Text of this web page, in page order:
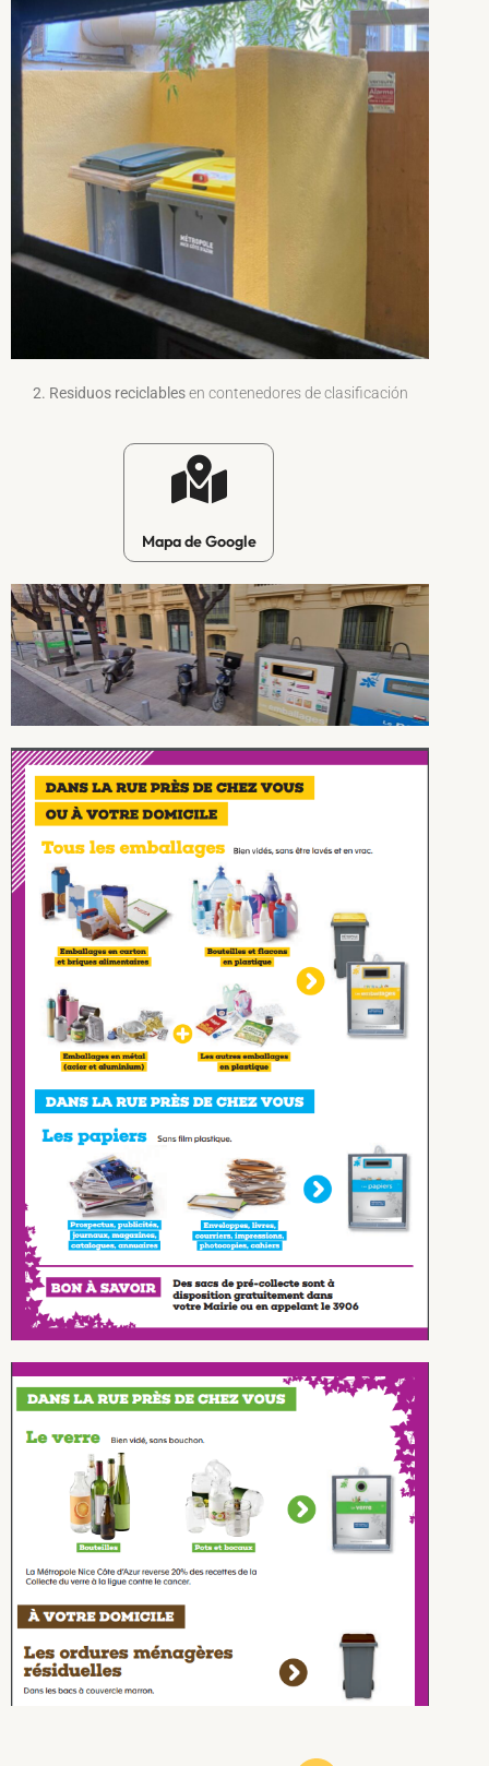
2. Residuos reciclablesen contenedores de clasificación
Mapa de Google